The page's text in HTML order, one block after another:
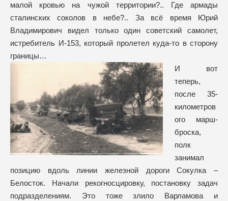
малой кровью на чужой территории?.. Где армады
сталинских соколов в небе?.. За всё время Юрий
Владимирович видел только один советский самолет,
истребитель И-153, который пролетел куда-то в сторону
границы…
И вот
теперь,
после 35-
километров
ого марш-
броска,
полк
занимал
позицию вдоль линии железной дороги Сокулка –
Белосток. Начали рекогносцировку, постановку задач
подразделениям. Это тоже злило Варламова и